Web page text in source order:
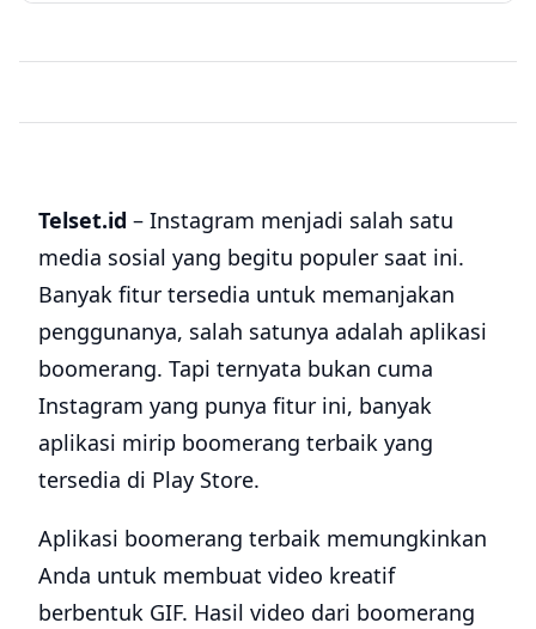
Telset.id – Instagram menjadi salah satu
media sosial yang begitu populer saat ini.
Banyak fitur tersedia untuk memanjakan
penggunanya, salah satunya adalah aplikasi
boomerang. Tapi ternyata bukan cuma
Instagram yang punya fitur ini, banyak
aplikasi mirip boomerang terbaik yang
tersedia di Play Store.
Aplikasi boomerang terbaik memungkinkan
Anda untuk membuat video kreatif
berbentuk GIF. Hasil video dari boomerang